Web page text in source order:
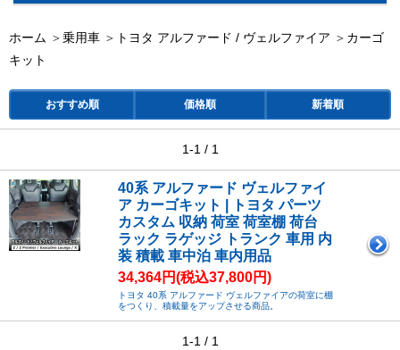
ホーム ＞乗用車 ＞ トヨタ アルファード / ヴェルファイア ＞ カーゴ
キット
おすすめ順 価格順 新着順
1-1 / 1
40系 アルファード ヴェルファイ
ア カーゴキット | トヨタ パーツ
カスタム 収納 荷室 荷室棚 荷台
ラック ラゲッジ トランク 車用 内
装 積載 車中泊 車内用品
34,364円(税込37,800円)
トヨタ 40系 アルファード ヴェルファイアの荷室に棚
をつくり、積載量をアップさせる商品。
1-1 / 1